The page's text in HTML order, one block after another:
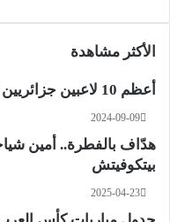
الأكثر مشاهدة
أعظم 10 لاعبين جزائريين في تاريخ كرة القدم
2024-09-09
هدّاف بالفطرة.. أمين
بيتكوفيتش
2025-04-23